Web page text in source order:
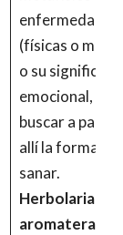
enfermedades
(físicas o
o su significado
emocional,
buscar a partir
allí la forma de
sanar.
Herbolaria y
aromaterapia